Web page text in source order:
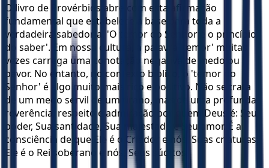
O livro de Provérbios abre com esta afirmação
fundamental que estabelece a base para toda a
verdadeira sabedoria. 'O temor do Senhor é o princípio
do saber'. Em nossa cultura, a palavra 'temor' muitas
vezes carrega uma conotação negativa de medo ou
pavor. No entanto, no contexto bíblico, o 'temor do
Senhor' é algo muito mais rico e positivo. Não se trata
de um medo servil de um tirano, mas de uma profunda
reverência, respeito e admiração por quem Deus é: Seu
poder, Sua santidade, Sua majestade e Seu amor. É a
consciência de que Ele é o Criador e nós, Suas criaturas;
Ele é o Rei soberano e nós, Seus súditos.